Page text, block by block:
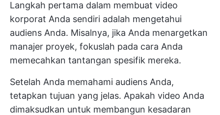
Langkah pertama dalam membuat video
korporat Anda sendiri adalah mengetahui
audiens Anda. Misalnya, jika Anda menargetkan
manajer proyek, fokuslah pada cara Anda
memecahkan tantangan spesifik mereka.
Setelah Anda memahami audiens Anda,
tetapkan tujuan yang jelas. Apakah video Anda
dimaksudkan untuk membangun kesadaran